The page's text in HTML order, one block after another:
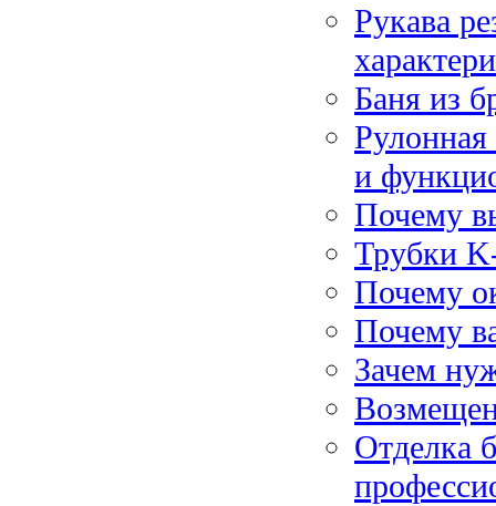
Рукава
Баня из
и
Почему
Трубки
Почему
Почему
Зачем
Отделка